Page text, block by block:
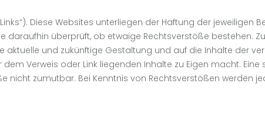
Diese Websites unterliegen der Haftung der jeweiligen
daraufhin überprüft, ob etwaige Rechtsverstöße bestehen.
aktuelle und zukünftige Gestaltung und auf die Inhalte der
Verweis oder Link liegenden Inhalte zu Eigen macht.
nicht zumutbar. Bei Kenntnis von Rechtsverstößen werden